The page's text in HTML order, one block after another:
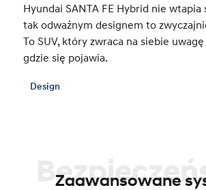
Hyundai SANTA FE Hybrid nie wtapia
tak odważnym designem to
To SUV, który zwraca na siebie
gdzie się pojawia.
Design
Zaawansowane